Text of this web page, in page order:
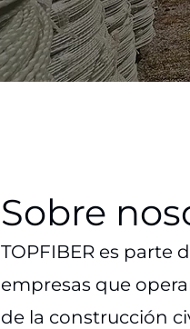
Sobre
TOPFIBER es parte
empresas que
de la construcción